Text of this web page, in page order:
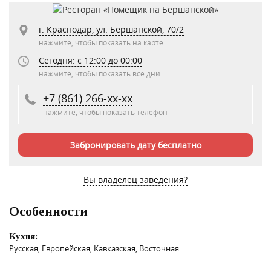
г. Краснодар, ул. Бершанской, 70/2
нажмите, чтобы показать на карте
Сегодня: c 12:00 до 00:00
нажмите, чтобы показать все дни
+7 (861) 266-xx-xx
нажмите, чтобы показать телефон
Забронировать дату бесплатно
Вы владелец заведения?
Особенности
Кухня:
Русская, Европейская, Кавказская, Восточная